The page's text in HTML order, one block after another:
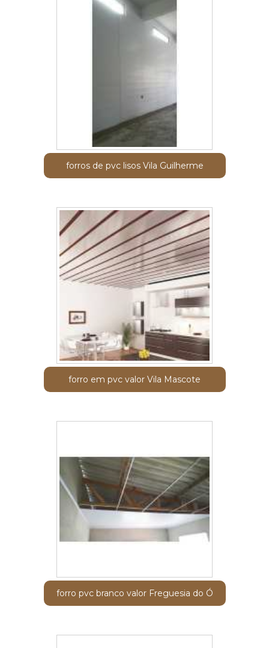
forros de pvc lisos Vila Guilherme
forro em pvc valor Vila Mascote
forro pvc branco valor Freguesia do Ó